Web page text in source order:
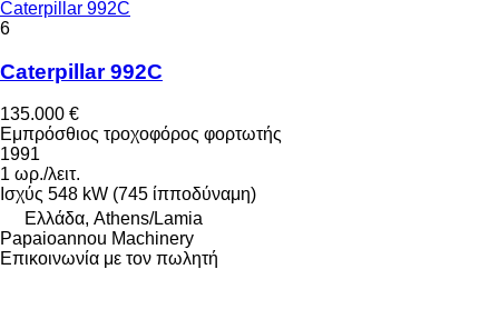
Caterpillar 992C
6
Caterpillar 992C
135.000 €
Εμπρόσθιος τροχοφόρος φορτωτής
1991
1 ωρ./λειτ.
Ισχύς 548 kW (745 ίπποδύναμη)
Ελλάδα, Athens/Lamia
Papaioannou Machinery
Επικοινωνία με τον πωλητή